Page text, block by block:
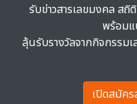
รับข่าวสารเลขมงคล สถิ
พร้อมแ
ลุ้นรับรางวัลจากกิจกรรม
เปิดสมัค